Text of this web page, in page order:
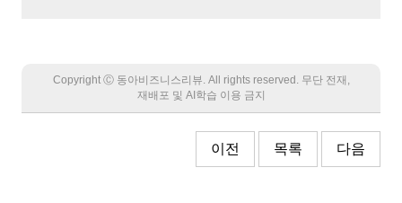
Copyright Ⓒ 동아비즈니스리뷰. All rights reserved. 무단 전재,
재배포 및 AI학습 이용 금지
이전 목록 다음